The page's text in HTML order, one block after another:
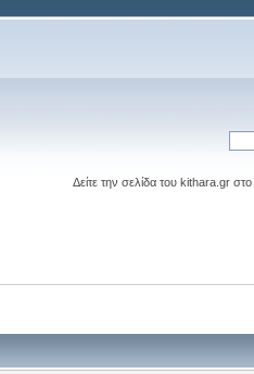
Δείτε την σελίδα του kithara.gr στο